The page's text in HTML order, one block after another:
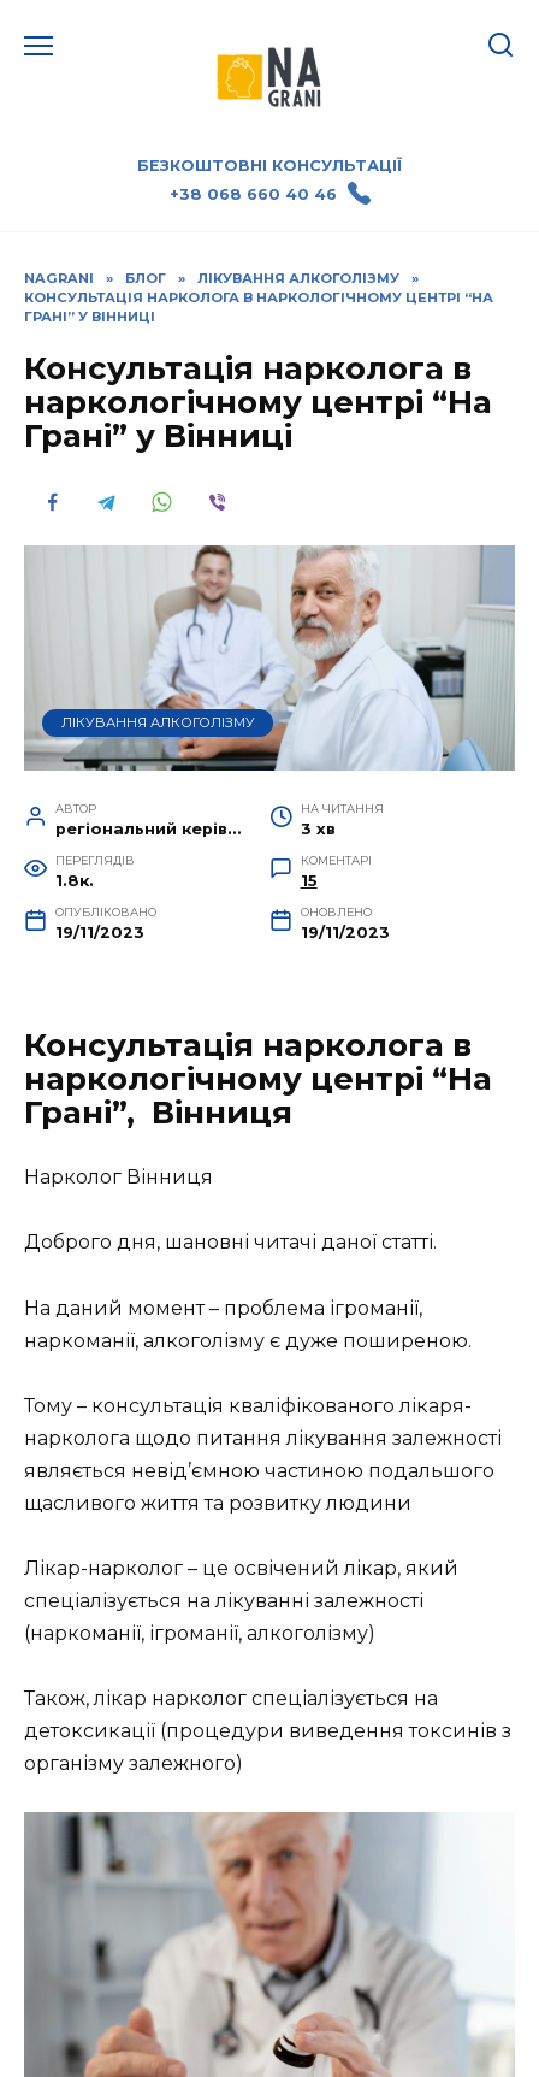
БЕЗКОШТОВНІ КОНСУЛЬТАЦІЇ
+38 068 660 40 46
NAGRANI » БЛОГ » ЛІКУВАННЯ АЛКОГОЛІЗМУ
»
КОНСУЛЬТАЦІЯ НАРКОЛОГА В НАРКОЛОГІЧНОМУ ЦЕНТРІ “НА
ГРАНІ” У ВІННИЦІ
Консультація нарколога в
наркологічному центрі “На
Грані” у Вінниці
ЛІКУВАННЯ АЛКОГОЛІЗМУ
АВТОР
регіональний керівник Руслан Крот
НА ЧИТАННЯ
3 хв
ПЕРЕГЛЯДІВ
1.8к.
КОМЕНТАРІ
15
ОПУБЛІКОВАНО
19/11/2023
ОНОВЛЕНО
19/11/2023
Консультація нарколога в
наркологічному центрі “На
Грані”, Вінниця
Нарколог Вінниця
Доброго дня, шановні читачі даної статті.
На даний момент – проблема ігроманії,
наркоманії, алкоголізму є дуже поширеною.
Тому – консультація кваліфікованого лікаря-
нарколога щодо питання лікування залежності
являється невід’ємною частиною подальшого
щасливого життя та розвитку людини
Лікар-нарколог – це освічений лікар, який
спеціалізується на лікуванні залежності
(наркоманії, ігроманії, алкоголізму)
Також, лікар нарколог спеціалізується на
детоксикації (процедури виведення токсинів з
організму залежного)